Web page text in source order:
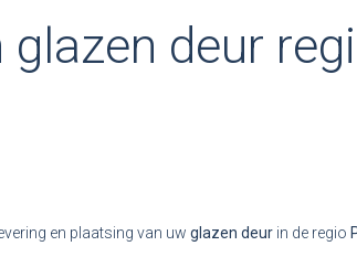
glazen deur
en plaatsing van uw glazen deur in de regio